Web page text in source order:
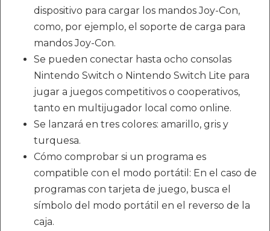
dispositivo para cargar los mandos Joy-Con,
como, por ejemplo, el soporte de carga para
mandos Joy-Con.
Se pueden conectar hasta ocho consolas
Nintendo Switch o Nintendo Switch Lite para
jugar a juegos competitivos o cooperativos,
tanto en multijugador local como online.
Se lanzará en tres colores: amarillo, gris y
turquesa.
Cómo comprobar si un programa es
compatible con el modo portátil: En el caso de
programas con tarjeta de juego, busca el
símbolo del modo portátil en el reverso de la
caja.